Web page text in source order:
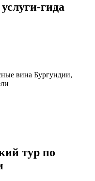
гида
вина Бургундии,
тур по